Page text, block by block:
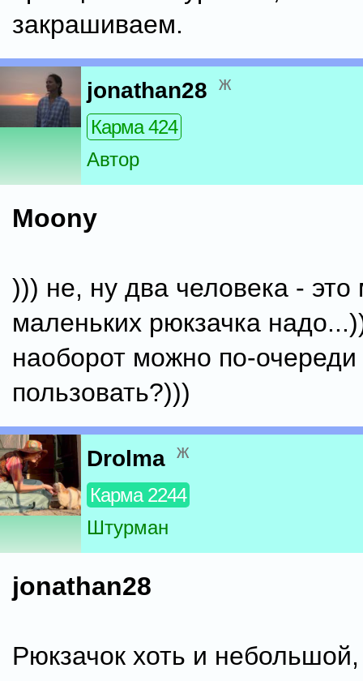
закрашиваем.
jonathan28 ж
Карма 424
Автор
Moony
))) не, ну два человека -
маленьких рюкзачка
наоборот можно по-
пользовать?)))
Drolma ж
Карма 2244
Штурман
jonathan28
Рюкзачок хоть и небольшой,